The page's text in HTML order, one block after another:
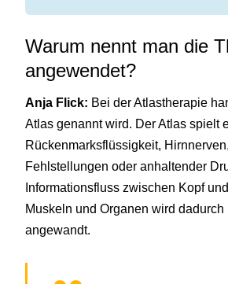
Warum nennt man die
angewendet?
Anja Flick: Bei der Atlastherapie
Atlas genannt wird. Der Atlas spielt
Rückenmarksflüssigkeit,
Fehlstellungen oder anhaltender
Informationsfluss zwischen Kopf
Muskeln und Organen wird
angewandt.